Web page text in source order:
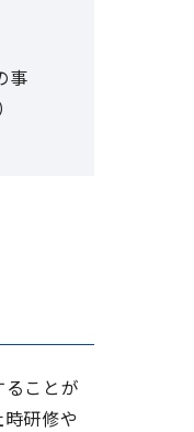
事
ことが
研修や